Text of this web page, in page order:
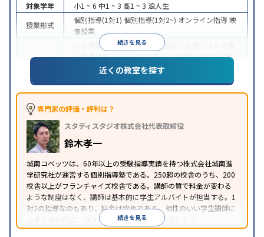
続きを見る
対象学年 小1 ~ 6 中1 ~ 3 高1 ~ 3 浪人生
授業形式
個別指導(1対1) 個別指導(1対2~) オンライン指導映
像授業
中学受験 高校受験大学受験
授業・定期テスト対策
内申点対策学習習慣の定着総合型選抜(旧AO)対策
推薦入試対策 学校別特化対策
特徴
中高一貫校生に対応
可能 不登校生に対応
講可能季節講習のみの受講可
※2023年3月調査。小学校高学年の個別指導塾アンケート調査方法
近くの教室を探す
専門家の評価・評判は？
スタディスタジオ株式会社代表取締役
鈴木孝一
城南コベッツは、60年以上の受験指導実績を持つ株式会社城南進
学研究社が運営する個別指導塾である。250超の校舎のうち、200
校舎以上がフランチャイズ校舎である。講師の質で料金が変わる
ような制度はなく、講師は基本的に学生アルバイトが担当する。1
対2の指導なのもあり、料金は安めである。相性のいい学生講師に
上手く当たれば、コスパよく成績を上げられるだろう。
続きを見る